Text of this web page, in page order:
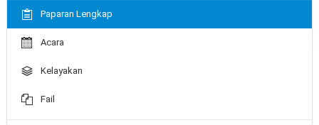
Paparan Lengkap
Acara
Kelayakan
Fail